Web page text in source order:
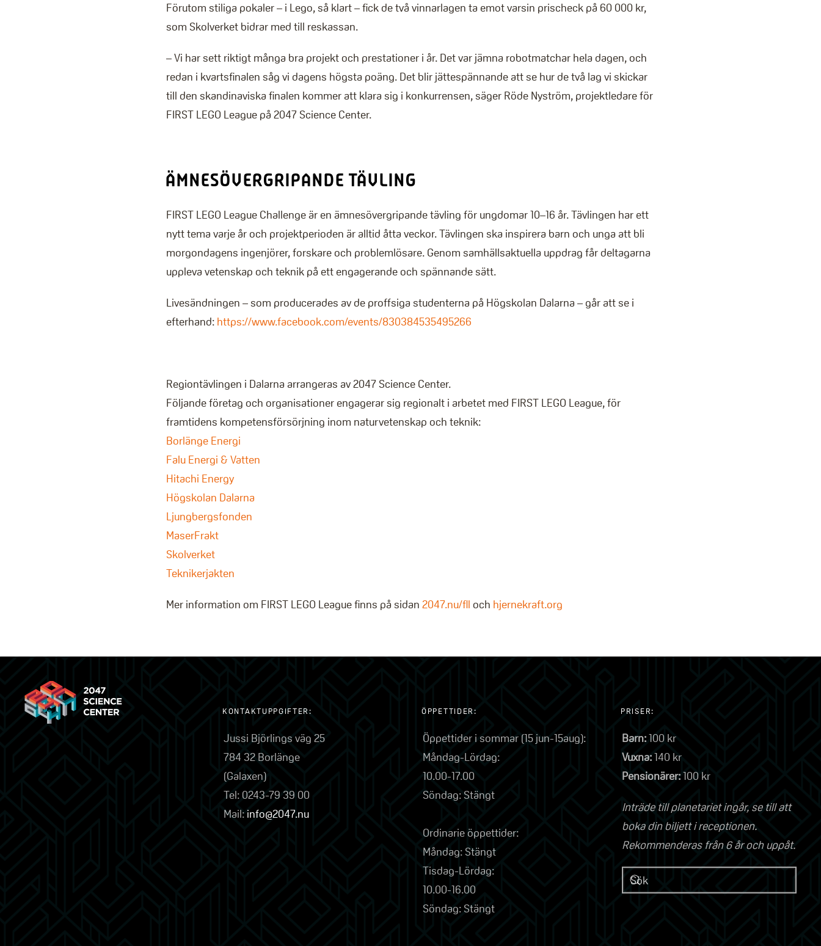
Förutom stiliga pokaler – i Lego, så klart – fick de två vinnarlagen ta emot varsin prischeck på 60 000 kr,
som Skolverket bidrar med till reskassan.
– Vi har sett riktigt många bra projekt och prestationer i år. Det var jämna robotmatchar hela dagen, och
redan i kvartsfinalen såg vi dagens högsta poäng. Det blir jättespännande att se hur de två lag vi skickar
till den skandinaviska finalen kommer att klara sig i konkurrensen, säger Röde Nyström, projektledare för
FIRST LEGO League på 2047 Science Center.
ÄMNESÖVERGRIPANDE TÄVLING
FIRST LEGO League Challenge är en ämnesövergripande tävling för ungdomar 10–16 år. Tävlingen har ett
nytt tema varje år och projektperioden är alltid åtta veckor. Tävlingen ska inspirera barn och unga att bli
morgondagens ingenjörer, forskare och problemlösare. Genom samhällsaktuella uppdrag får deltagarna
uppleva vetenskap och teknik på ett engagerande och spännande sätt.
Livesändningen – som producerades av de proffsiga studenterna på Högskolan Dalarna – går att se i
efterhand: https://www.facebook.com/events/830384535495266
Regiontävlingen i Dalarna arrangeras av 2047 Science Center.
Följande företag och organisationer engagerar sig regionalt i arbetet med FIRST LEGO League, för
framtidens kompetensförsörjning inom naturvetenskap och teknik:
Borlänge Energi
Falu Energi & Vatten
Hitachi Energy
Högskolan Dalarna
Ljungbergsfonden
MaserFrakt
Skolverket
Teknikerjakten
Mer information om FIRST LEGO League finns på sidan 2047.nu/fll och hjernekraft.org
KONTAKTUPPGIFTER:
Jussi Björlings väg 25
784 32 Borlänge
(Galaxen)
Tel: 0243-79 39 00
Mail: info@2047.nu
ÖPPETTIDER:
Öppettider i sommar (15 jun-15aug):
Måndag-Lördag:
10.00-17.00
Söndag: Stängt
Ordinarie öppettider:
Måndag: Stängt
Tisdag-Lördag:
10.00-16.00
Söndag: Stängt
PRISER:
Barn:100 kr
Vuxna:140 kr
Pensionärer:100 kr
Inträde till planetariet ingår, se till att
boka din biljett i receptionen.
Rekommenderas från 6 år och uppåt.